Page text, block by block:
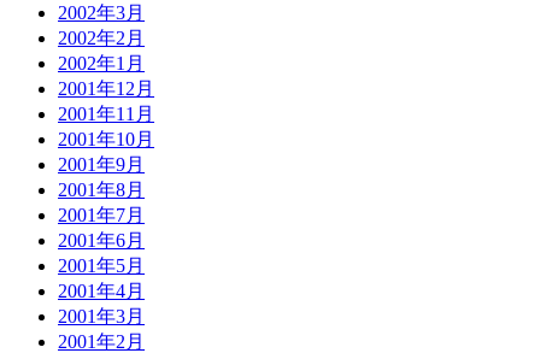
2002年3月
2002年2月
2002年1月
2001年12月
2001年11月
2001年10月
2001年9月
2001年8月
2001年7月
2001年6月
2001年5月
2001年4月
2001年3月
2001年2月